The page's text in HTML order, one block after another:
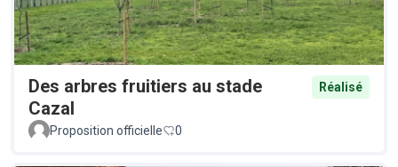
Des arbres fruitiers au stade
Cazal
Réalisé
Proposition officielle 0